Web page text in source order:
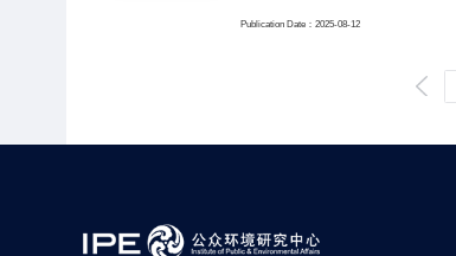
Publication Date：2025-08-12